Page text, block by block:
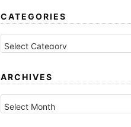
CATEGORIES
Categories
ARCHIVES
Archives